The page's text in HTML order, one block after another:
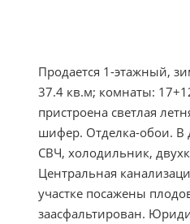
Продается 1-этажный,
37.4 кв.м; комнаты:
пристроена светлая
шифер. Отделка-обои. В
СВЧ, холодильник,
Центральная
участке посажены
заасфальтирован.